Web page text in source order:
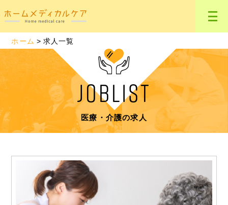
ホーム 求人一覧
JOBLIST
医療・介護の求人